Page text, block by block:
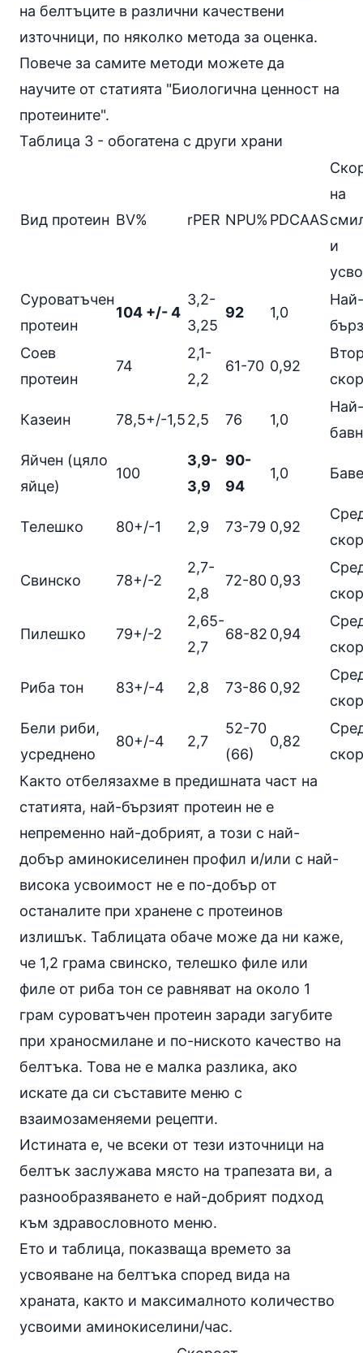
на белтъците в различни качествени
източници, по няколко метода за оценка.
Повече за самите методи можете да
научите от статията "Биологична ценност на
протеините".
Таблица 3 - обогатена с други храни
Вид протеин BV% rPER NPU% PDCAAS
на
и
Суроватъчен
протеин
104 +/- 4
3,2-
3,25
92 1,0
Най-
Соев
протеин
74
2,1-
2,2
61-70 0,92
Казеин 78,5+/-1,52,5 76 1,0
Най-
Яйчен (цяло
яйце)
100
3,9-
3,9
90-
94
1,0
Телешко 80+/-1 2,9 73-79 0,92
Свинско 78+/-2
2,7-
2,8
72-80 0,93
Пилешко 79+/-2
2,65-
2,7
68-82 0,94
Риба тон 83+/-4 2,8 73-86 0,92
Бели риби,
усреднено
80+/-4 2,7
52-70
(66)
0,82
Както отбелязахме в предишната част на
статията, най-бързият протеин не е
непременно най-добрият, а този с най-
добър аминокиселинен профил и/или с най-
висока усвоимост не е по-добър от
останалите при хранене с протеинов
излишък. Таблицата обаче може да ни каже,
че 1,2 грама свинско, телешко филе или
филе от риба тон се равняват на около 1
грам суроватъчен протеин заради загубите
при храносмилане и по-ниското качество на
белтъка. Това не е малка разлика, ако
искате да си съставите меню с
взаимозаменяеми рецепти.
Истината е, че всеки от тези източници на
белтък заслужава място на трапезата ви, а
разнообразяването е най-добрият подход
към здравословното меню.
Ето и таблица, показваща времето за
усвояване на белтъка според вида на
храната, както и максималното количество
усвоими аминокиселини/час.